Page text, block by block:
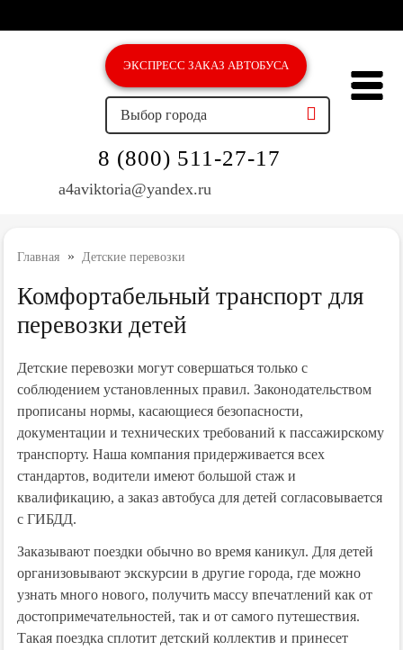
ЭКСПРЕСС ЗAКАЗ АВТОБУСА
Выбор города
8 (800) 511-27-17
a4aviktoria@yandex.ru
Главная » Детские перевозки
Комфортабельный транспорт для
перевозки детей
Детские перевозки могут совершаться только с
соблюдением установленных правил. Законодательством
прописаны нормы, касающиеся безопасности,
документации и технических требований к пассажирскому
транспорту. Наша компания придерживается всех
стандартов, водители имеют большой стаж и
квалификацию, а заказ автобуса для детей согласовывается
с ГИБДД.
Заказывают поездки обычно во время каникул. Для детей
организовывают экскурсии в другие города, где можно
узнать много нового, получить массу впечатлений как от
достопримечательностей, так и от самого путешествия.
Такая поездка сплотит детский коллектив и принесет